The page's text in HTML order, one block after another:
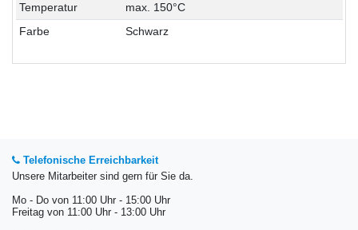
Temperatur
max. 150°C
Farbe
Schwarz
Telefonische Erreichbarkeit
Unsere Mitarbeiter sind gern für Sie da.
Mo - Do von 11:00 Uhr - 15:00 Uhr
Freitag von 11:00 Uhr - 13:00 Uhr